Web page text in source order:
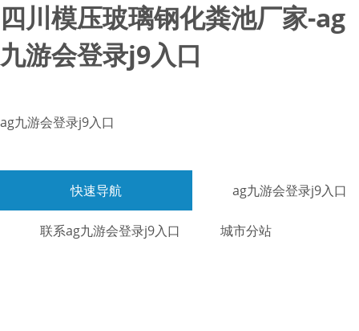
四川模压玻璃钢化粪池厂家-ag
九游会登录j9入口
ag九游会登录j9入口
快速导航 ag九游会登录j9入口
联系ag九游会登录j9入口 城市分站